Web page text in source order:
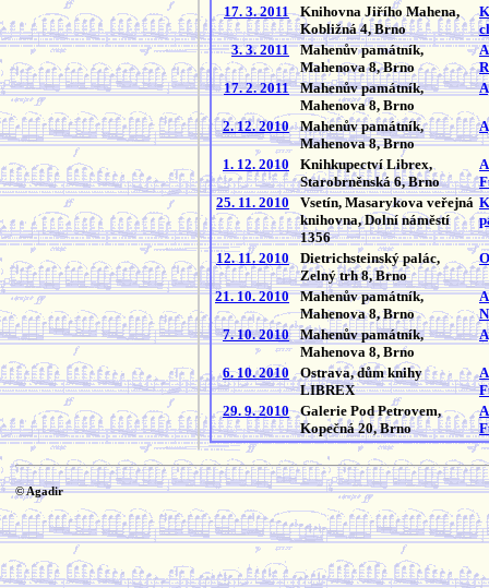
17. 3. 2011
Knihovna Jiřího Mahena,
Kobližná 4, Brno
3. 3. 2011
Mahenův památník,
Mahenova 8, Brno
17. 2. 2011
Mahenův památník,
Mahenova 8, Brno
2. 12. 2010
Mahenův památník,
Mahenova 8, Brno
1. 12. 2010
Knihkupectví Librex,
Starobrněnská 6, Brno
25. 11. 2010
Vsetín, Masarykova veřejná
knihovna, Dolní náměstí
1356
12. 11. 2010
Dietrichsteinský palác,
Zelný trh 8, Brno
21. 10. 2010
Mahenův památník,
Mahenova 8, Brno
7. 10. 2010
Mahenův památník,
Mahenova 8, Brno
6. 10. 2010
Ostrava, dům knihy
LIBREX
29. 9. 2010
Galerie Pod Petrovem,
Kopečná 20, Brno
© Agadir